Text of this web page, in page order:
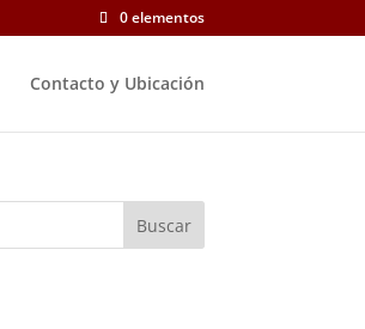
0 elementos
Contacto y Ubicación